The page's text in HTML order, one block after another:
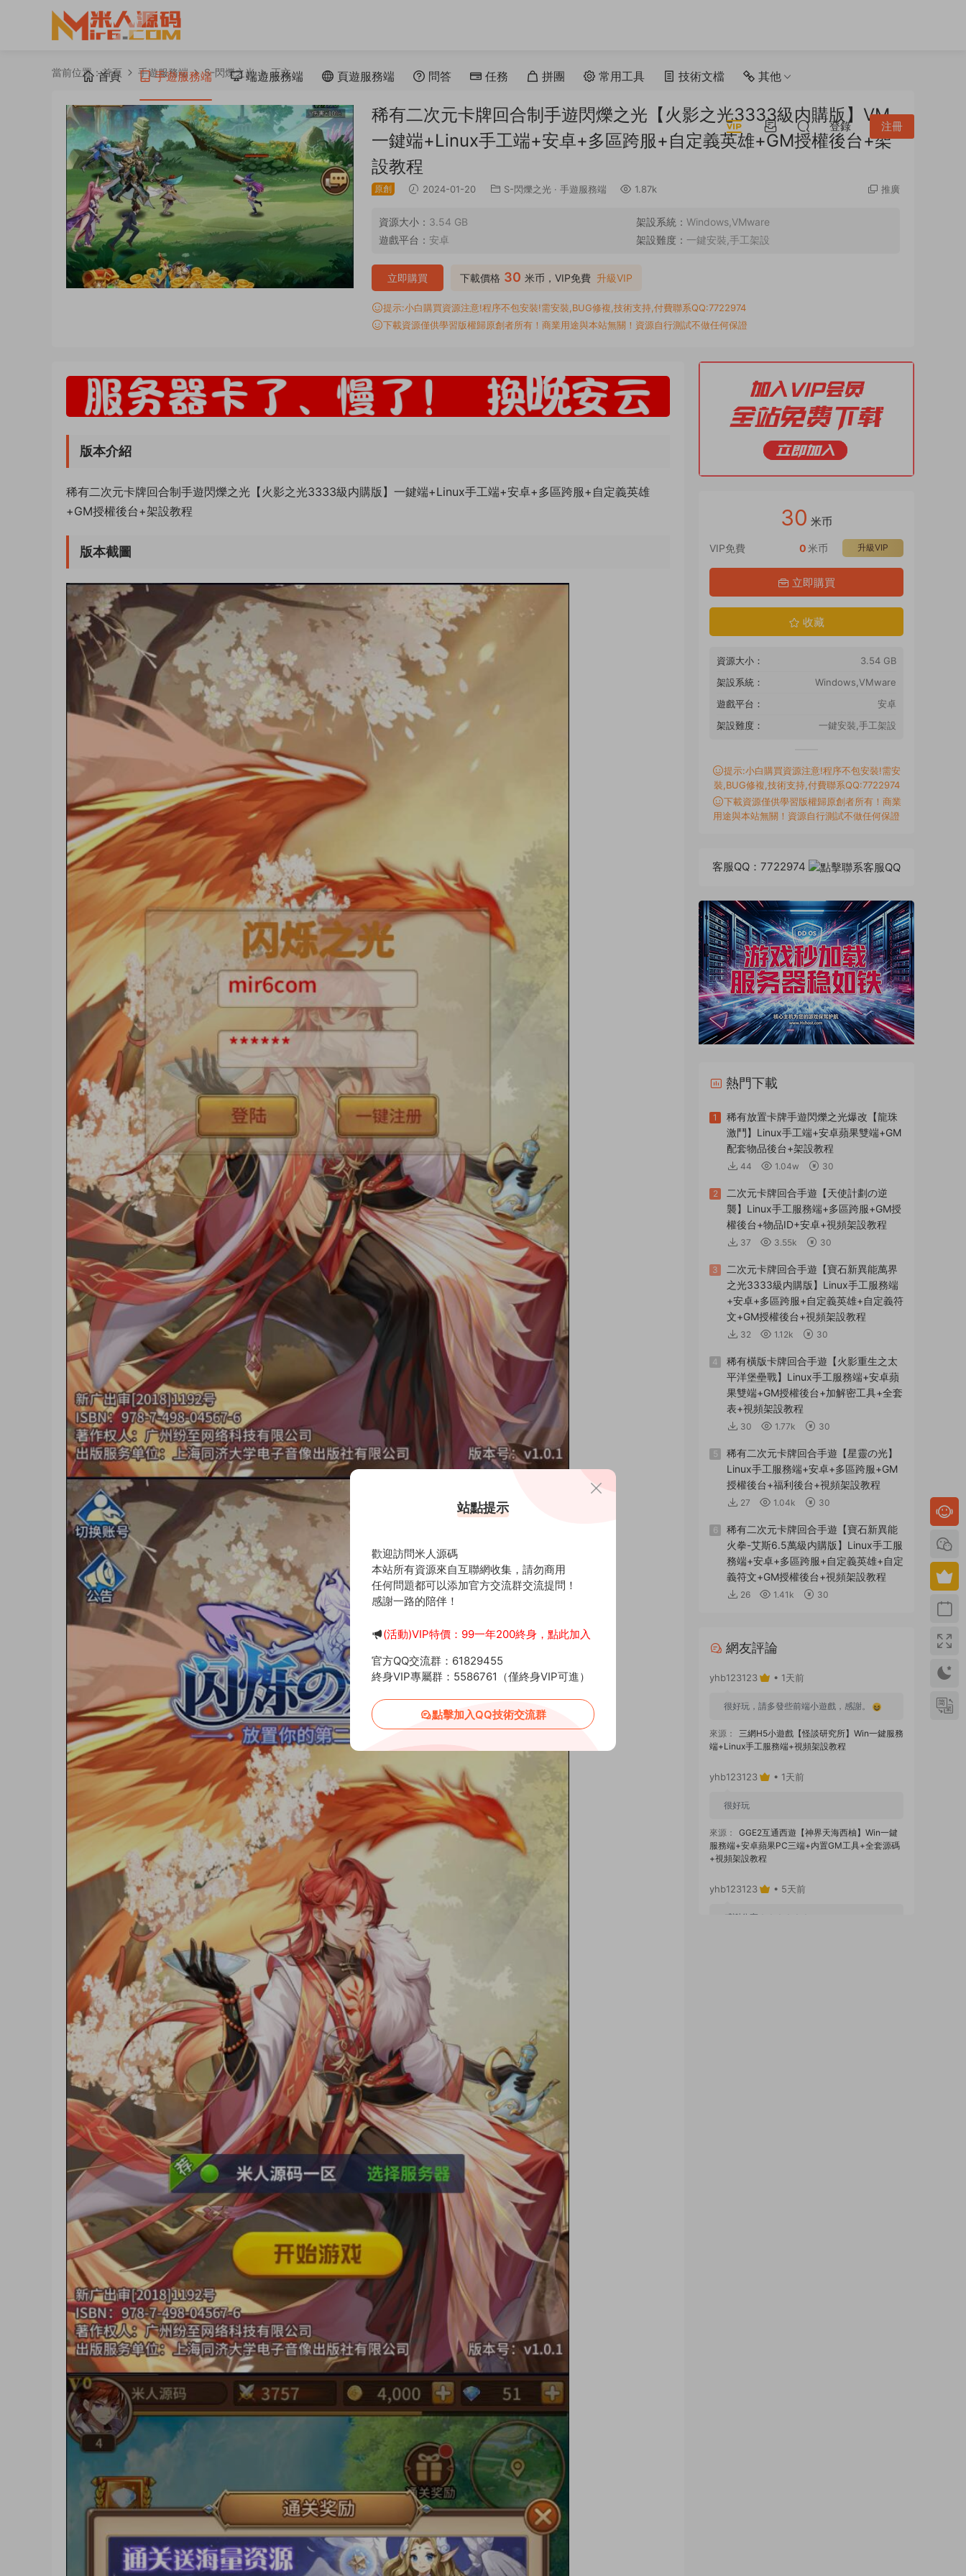
首頁 手遊服務端 端遊服務端 頁遊服務端 問答 任務 拼團 常用工具 技術文檔 其他
登錄 注冊
當前位置：首頁 手遊服務端 S-閃爍之光 正文
稀有二次元卡牌回合制手遊閃爍之光【火影之光3333級内購版】VM
一鍵端+Linux手工端+安卓+多區跨服+自定義英雄+GM授權後台+架
設教程
原創 2024-01-20 S-閃爍之光 · 手遊服務端 1.87k 推廣
資源大小： 3.54 GB 架設系統： Windows,VMware
遊戲平台： 安卓 架設難度： 一鍵安裝,手工架設
下載價格 30 米币，VIP免費 升級VIP
立即購買
提示:小白購買資源注意!程序不包安裝!需安裝,BUG修複,技術支持,付費聯系QQ:7722974
下載資源僅供學習版權歸原創者所有！商業用途與本站無關！資源自行測試不做任何保證
版本介紹
稀有二次元卡牌回合制手遊閃爍之光【火影之光3333級内購版】一鍵端+Linux手工端+安卓+多區跨服+自定義英雄
+GM授權後台+架設教程
版本截圖
30 米币
VIP免費 升級VIP
0米币
立即購買
收藏
資源大小：
3.54 GB
架設系統：
Windows,VMware
遊戲平台：
安卓
架設難度：
一鍵安裝,手工架設
提示:小白購買資源注意!程序不包安裝!需安
裝,BUG修複,技術支持,付費聯系QQ:7722974
下載資源僅供學習版權歸原創者所有！商業
用途與本站無關！資源自行測試不做任何保證
客服QQ：7722974
熱門下載
1
稀有放置卡牌手遊閃爍之光爆改【龍珠
激鬥】Linux手工端+安卓蘋果雙端+GM
配套物品後台+架設教程
44 1.04w 30
2
二次元卡牌回合手遊【天使計劃の逆
襲】Linux手工服務端+多區跨服+GM授
權後台+物品ID+安卓+視頻架設教程
37 3.55k 30
3
二次元卡牌回合手遊【寶石新異能萬界
之光3333級内購版】Linux手工服務端
+安卓+多區跨服+自定義英雄+自定義符
文+GM授權後台+視頻架設教程
32 1.12k 30
4
稀有橫版卡牌回合手遊【火影重生之太
平洋堡壘戰】Linux手工服務端+安卓蘋
果雙端+GM授權後台+加解密工具+全套
表+視頻架設教程
30 1.77k 30
5
稀有二次元卡牌回合手遊【星靈の光】
Linux手工服務端+安卓+多區跨服+GM
授權後台+福利後台+視頻架設教程
27 1.04k 30
6
稀有二次元卡牌回合手遊【寶石新異能
火拳-艾斯6.5萬級内購版】Linux手工服
務端+安卓+多區跨服+自定義英雄+自定
義符文+GM授權後台+視頻架設教程
26 1.41k 30
網友評論
yhb123123 • 1天前
很好玩，請多發些前端小遊戲，感謝。
來源：
三網H5小遊戲【怪談研究所】Win一鍵服務
端+Linux手工服務端+視頻架設教程
yhb123123 • 1天前
很好玩
來源：
GGE2互通西遊【神界天海西柚】Win一鍵
服務端+安卓蘋果PC三端+内置GM工具+全套源碼
+視頻架設教程
yhb123123 • 5天前
感謝分享！！！！！！
站點提示
歡迎訪問米人源碼
本站所有資源來自互聯網收集，請勿商用
任何問題都可以添加官方交流群交流提問！
感謝一路的陪伴！
(活動)VIP特價：99一年200終身，點此加入
官方QQ交流群：61829455
終身VIP專屬群：5586761（僅終身VIP可進）
點擊加入QQ技術交流群